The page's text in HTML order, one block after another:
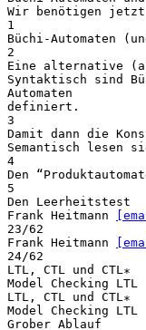
Wir benötigen
1
Büchi-Automaten
2
Eine alternative
Syntaktisch sind
Automaten
definiert.
3
Damit dann die
Semantisch lesen
4
Den
5
Den Leerheitstest
Frank Heitmann
23/62
Frank Heitmann
24/62
LTL, CTL und CTL∗
Model Checking LTL
LTL, CTL und CTL∗
Model Checking LTL
Grober Ablauf